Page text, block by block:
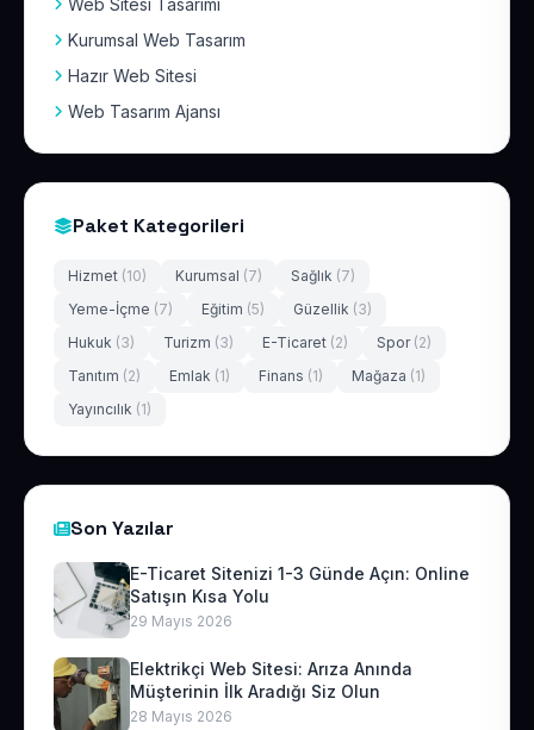
Web Sitesi Tasarımı
Kurumsal Web Tasarım
Hazır Web Sitesi
Web Tasarım Ajansı
Paket Kategorileri
Hizmet (10) Kurumsal (7) Sağlık (7)
Yeme-İçme (7) Eğitim (5) Güzellik (3)
Hukuk (3) Turizm (3) E-Ticaret (2) Spor (2)
Tanıtım (2) Emlak (1) Finans (1) Mağaza (1)
Yayıncılık (1)
Son Yazılar
E-Ticaret Sitenizi 1-3 Günde Açın: Online
Satışın Kısa Yolu
29 Mayıs 2026
Elektrikçi Web Sitesi: Arıza Anında
Müşterinin İlk Aradığı Siz Olun
28 Mayıs 2026